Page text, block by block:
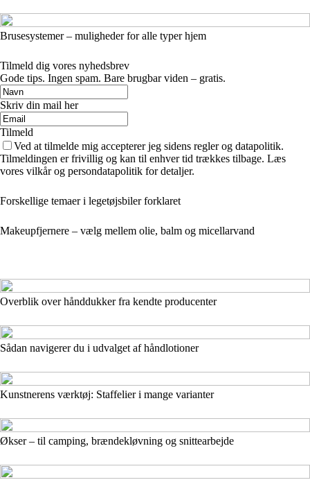
Brusesystemer – muligheder for alle typer hjem
Tilmeld dig vores nyhedsbrev
Gode tips. Ingen spam. Bare brugbar viden – gratis.
Skriv din mail her
Tilmeld
Ved at tilmelde mig accepterer jeg sidens regler og datapolitik.
Tilmeldingen er frivillig og kan til enhver tid trækkes tilbage. Læs
vores vilkår og persondatapolitik for detaljer.
Forskellige temaer i legetøjsbiler forklaret
Makeupfjernere – vælg mellem olie, balm og micellarvand
Overblik over hånddukker fra kendte producenter
Sådan navigerer du i udvalget af håndlotioner
Kunstnerens værktøj: Staffelier i mange varianter
Økser – til camping, brændekløvning og snittearbejde